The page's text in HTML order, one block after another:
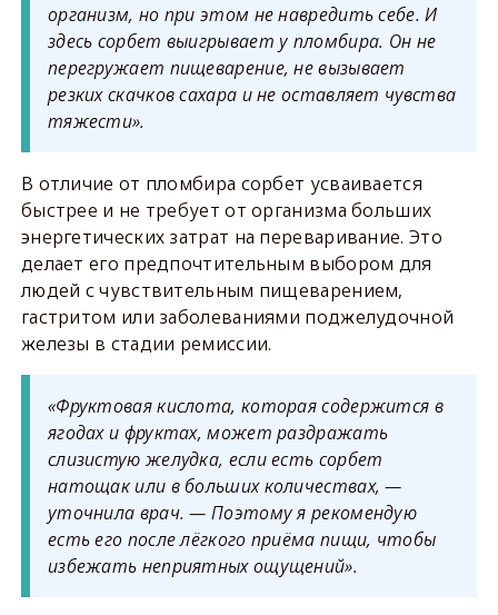
организм, но при этом не навредить себе. И
здесь сорбет выигрывает у пломбира. Он не
перегружает пищеварение, не вызывает
резких скачков сахара и не оставляет чувства
тяжести».
В отличие от пломбира сорбет усваивается
быстрее и не требует от организма больших
энергетических затрат на переваривание. Это
делает его предпочтительным выбором для
людей с чувствительным пищеварением,
гастритом или заболеваниями поджелудочной
железы в стадии ремиссии.
«Фруктовая кислота, которая содержится в
ягодах и фруктах, может раздражать
слизистую желудка, если есть сорбет
натощак или в больших количествах, —
уточнила врач. — Поэтому я рекомендую
есть его после лёгкого приёма пищи, чтобы
избежать неприятных ощущений».